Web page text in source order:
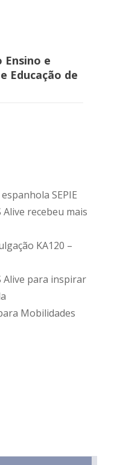
Ensino e
Educação de
SEPIE
recebeu mais
KA120 –
Alive para inspirar
Mobilidades